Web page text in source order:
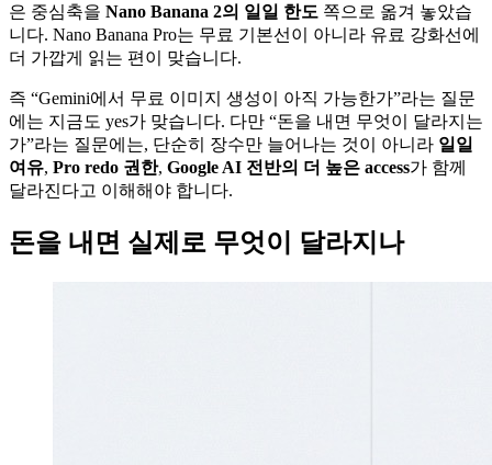
은 중심축을 Nano Banana 2의 일일 한도 쪽으로 옮겨 놓았습
니다. Nano Banana Pro는 무료 기본선이 아니라 유료 강화선에
더 가깝게 읽는 편이 맞습니다.
즉 “Gemini에서 무료 이미지 생성이 아직 가능한가”라는 질문
에는 지금도 yes가 맞습니다. 다만 “돈을 내면 무엇이 달라지는
가”라는 질문에는, 단순히 장수만 늘어나는 것이 아니라 일일
여유, Pro redo 권한, Google AI 전반의 더 높은 access가 함께
달라진다고 이해해야 합니다.
돈을 내면 실제로 무엇이 달라지나